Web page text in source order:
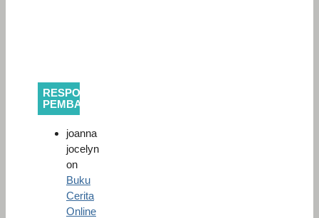
RESPONS
PEMBACA
joanna
jocelyn
on
Buku
Cerita
Online